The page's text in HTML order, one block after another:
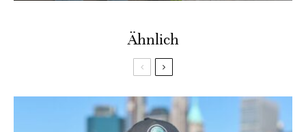
Ähnlich